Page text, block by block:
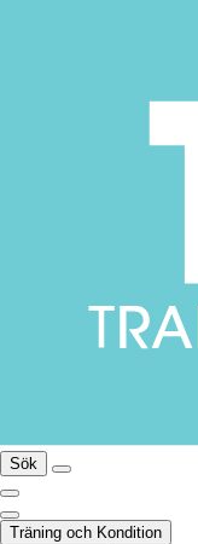
Sök
Träning och Kondition